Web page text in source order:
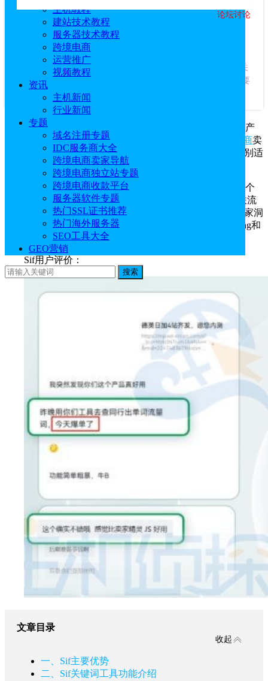
主机教程
建站技术教程
服务器技术教程
跨境电商
运营推广
视频教程
资讯
主机新闻
行业新闻
专题
域名注册专题
IDC服务商大全
跨境电商卖家导航
跨境电商独立站专题
跨境电商收款平台
服务器软件专题
热门SSL证书推荐
热门海外服务器
SEO工具大全
GEO营销
搜索
Sif关键词 论坛讨论
优惠码： idcspy
访问官网|优惠活动
服务商介绍：Sif关键词工具是一款专注于亚马逊流量分析的关
键词运营的智能产品，在关键词研究领域“走在行业前列”，主要
帮助跨境电商卖家解决流量规划、流量筛...
Sif是一款专注于亚马逊流量分析的关键词运营的智能产
品，在关键词研究领域“走在行业前列”，主要帮助
跨境电商卖
家解决流量规划、流量筛选、流量精细化运营等问题，特别适
合需要精细化运营的成熟卖家。
Sif能够实现亚马逊站内流量无死角覆盖，精准查询每个
产品的自然搜索、PPC广告、Deal(活动)、搜索推荐和关联流
量，并锁定每个产品的主要流量词和精准长尾词，帮助卖家洞
察不同竞品、不同变体的流量来源，据此优化自己的Listing和
调整广告竞争策略。
Sif用户评价：
文章目录
收起
一、Sif主要优势
二、Sif关键词工具功能介绍